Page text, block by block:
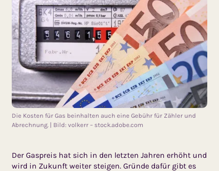
Die Kosten für Gas beinhalten auch eine Gebühr für Zähler und
Abrechnung. | Bild: volkerr – stock.adobe.com
Der Gaspreis hat sich in den letzten Jahren erhöht und
wird in Zukunft weiter steigen. Gründe dafür gibt es